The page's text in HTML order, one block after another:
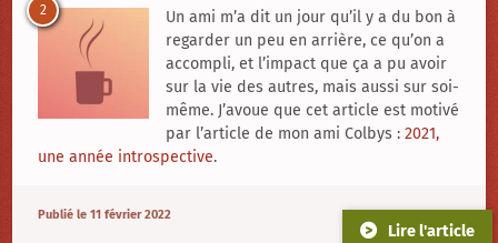
2
Un ami m’a dit un jour qu’il y a du bon à
regarder un peu en arrière, ce qu’on a
accompli, et l’impact que ça a pu avoir
sur la vie des autres, mais aussi sur soi-
même. J’avoue que cet article est motivé
par l’article de mon ami Colbys :2021,
une année introspective.
Publié le 11 février 2022
Lire l'article